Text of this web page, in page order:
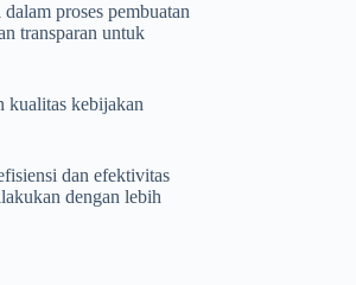
proses pembuatan
transparan untuk
kualitas kebijakan
dan efektivitas
dengan lebih